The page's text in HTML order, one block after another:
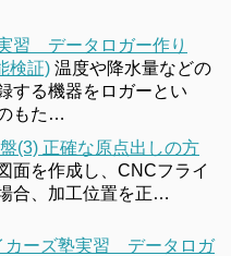
習 データロガー作り
検証) 温度や降水量などの
する機器をロガーとい
もた…
(3) 正確な原点出しの方
面を作成し、CNCフライ
合、加工位置を正…
カーズ塾実習 データロガ